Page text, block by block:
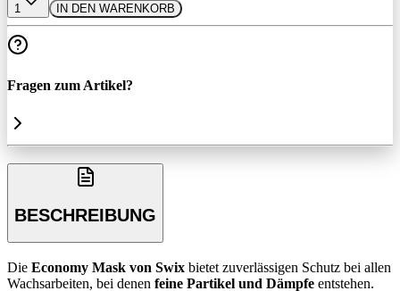
1 IN DEN WARENKORB
Fragen zum Artikel?
BESCHREIBUNG
Die Economy Mask von Swix bietet zuverlässigen Schutz bei allen
Wachsarbeiten, bei denen feine Partikel und Dämpfe entstehen.